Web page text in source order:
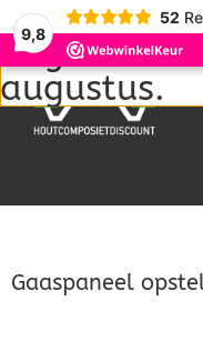
9,8
52
Picknicktafel
Gaaspaneel
Wij zijn
augustus
augustus.